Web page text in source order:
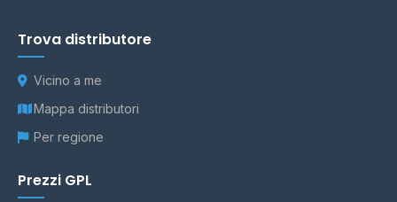
Trova distributore
Vicino a me
Mappa distributori
Per regione
Prezzi GPL